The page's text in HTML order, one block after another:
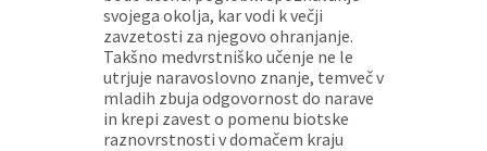
svojega okolja, kar vodi k večji
zavzetosti za njegovo ohranjanje.
Takšno medvrstniško učenje ne le
utrjuje naravoslovno znanje, temveč v
mladih zbuja odgovornost do narave
in krepi zavest o pomenu biotske
raznovrstnosti v domačem kraju